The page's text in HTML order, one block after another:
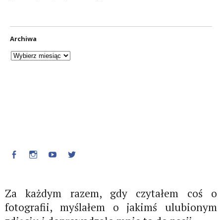
Archiwa
Za każdym razem, gdy czytałem coś o
fotografii, myślałem o jakimś ulubionym